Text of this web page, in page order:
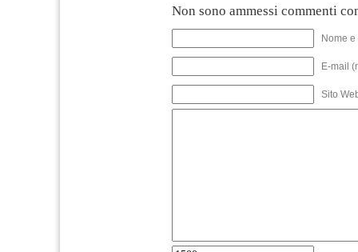
Non sono ammessi commenti
Nome
E-mail
Sito